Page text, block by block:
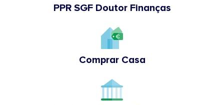
PPR SGF Doutor Finanças
Comprar Casa